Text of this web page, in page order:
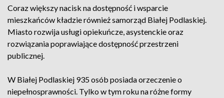
Coraz większy nacisk na dostępność i wsparcie
mieszkańców kładzie również samorząd Białej Podlaskiej.
Miasto rozwija usługi opiekuńcze, asystenckie oraz
rozwiązania poprawiające dostępność przestrzeni
publicznej.
W Białej Podlaskiej 935 osób posiada orzeczenie o
niepełnosprawności. Tylko w tym roku na różne formy